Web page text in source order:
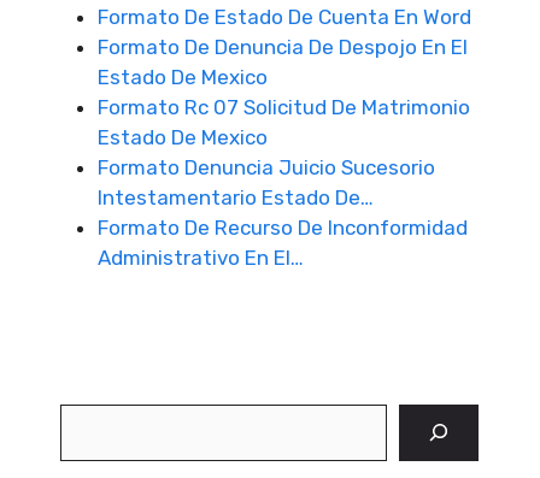
Formato De Estado De Cuenta En Word
Formato De Denuncia De Despojo En El
Estado De Mexico
Formato Rc 07 Solicitud De Matrimonio
Estado De Mexico
Formato Denuncia Juicio Sucesorio
Intestamentario Estado De…
Formato De Recurso De Inconformidad
Administrativo En El…